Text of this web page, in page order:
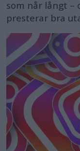
som når långt –
presterar bra